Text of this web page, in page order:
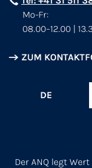
Mo-Fr:
08.00–12.00 |
ZUM
DE
Der ANQ legt